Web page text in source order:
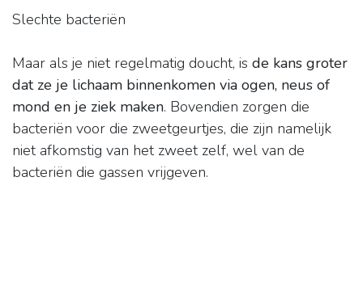
Slechte bacteriën
Maar als je niet regelmatig doucht, is de kans groter
dat ze je lichaam binnenkomen via ogen, neus of
mond en je ziek maken. Bovendien zorgen die
bacteriën voor die zweetgeurtjes, die zijn namelijk
niet afkomstig van het zweet zelf, wel van de
bacteriën die gassen vrijgeven.